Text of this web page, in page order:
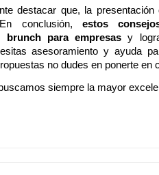
destacar que, la
conclusión, estos
brunch para empresas y
asesoramiento y ayuda
no dudes en ponerte en
siempre la mayor